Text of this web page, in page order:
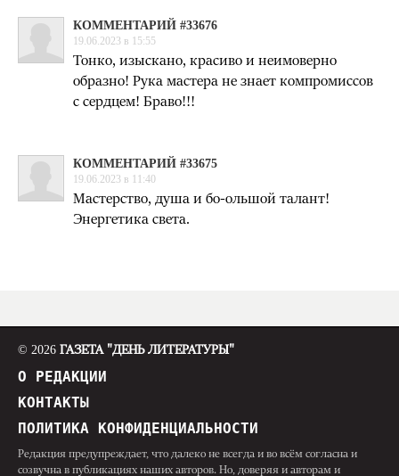
КОММЕНТАРИЙ #33676
19.06.2023 в 15:55
Тонко, изыскано, красиво и неимоверно
образно! Рука мастера не знает компромиссов
с сердцем! Браво!!!
КОММЕНТАРИЙ #33675
19.06.2023 в 11:40
Мастерство, душа и бо-ольшой талант!
Энергетика света.
© 2026 ГАЗЕТА "ДЕНЬ ЛИТЕРАТУРЫ"
О РЕДАКЦИИ
КОНТАКТЫ
ПОЛИТИКА КОНФИДЕНЦИАЛЬНОСТИ
Редакция предупреждает, что далеко не всегда и во всём согласна и
созвучна в публикациях наших авторов. Но, доверяя и авторам и